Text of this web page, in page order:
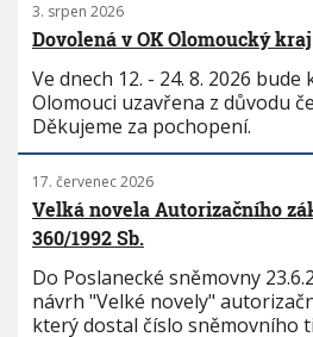
3. srpen 2026
Dovolená v OK Olomoucký kraj
Ve dnech 12. - 24. 8. 2026 bude
Olomouci uzavřena z důvodu
Děkujeme za pochopení.
17. červenec 2026
Velká novela Autorizačního
360/1992 Sb.
Do Poslanecké sněmovny
návrh "Velké novely"
který dostal číslo sněmovního